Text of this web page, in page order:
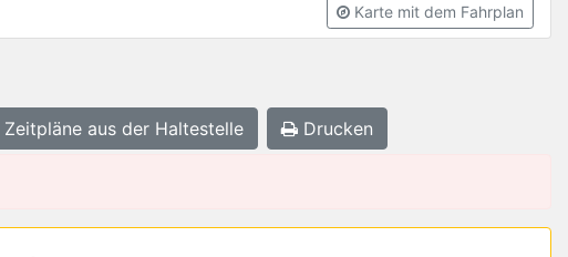
Karte mit dem Fahrplan
Zeitpläne aus der Haltestelle Drucken